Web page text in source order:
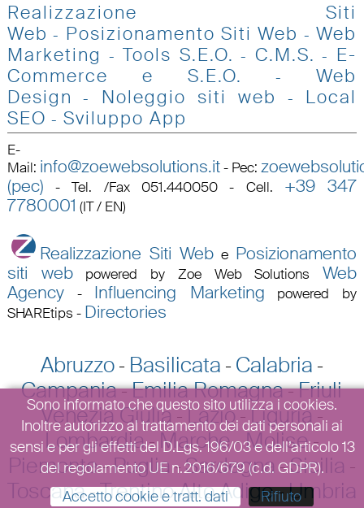
Realizzazione Siti
Web - Posizionamento Siti Web -Web
Marketing - Tools S.E.O. - C.M.S. - E-
Commerce e S.E.O.
-Web
Design
- Noleggio siti web - Local
SEO - Sviluppo App
E-
Mail: info@zoewebsolutions.it- Pec:
(pec) -Tel. /Fax 051.440050 - Cell. +39 347
7780001 (IT / EN)
Realizzazione Siti Web e Posizionamento
siti webpowered by Zoe Web SolutionsWeb
Agency- Influencing Marketing powered by
SHAREtips - Directories
Abruzzo- Basilicata - Calabria -
Campania-Emilia Romagna-Friuli
Venezia Giulia-Lazio-Liguria-
Lombardia-Marche-Molise-
Piemonte-Puglia-Sardegna-Sicilia -
Toscana-Trentino Alto Adige-Umbria
Sono informato che questo sito utilizza i cookies.
Inoltre autorizzo al trattamento dei dati personali ai
sensi e per gli effetti del D.Lgs. 196/03 e dell’articolo 13
del regolamento UE n.2016/679 (c.d. GDPR).
Accetto cookie e tratt. dati
Rifiuto